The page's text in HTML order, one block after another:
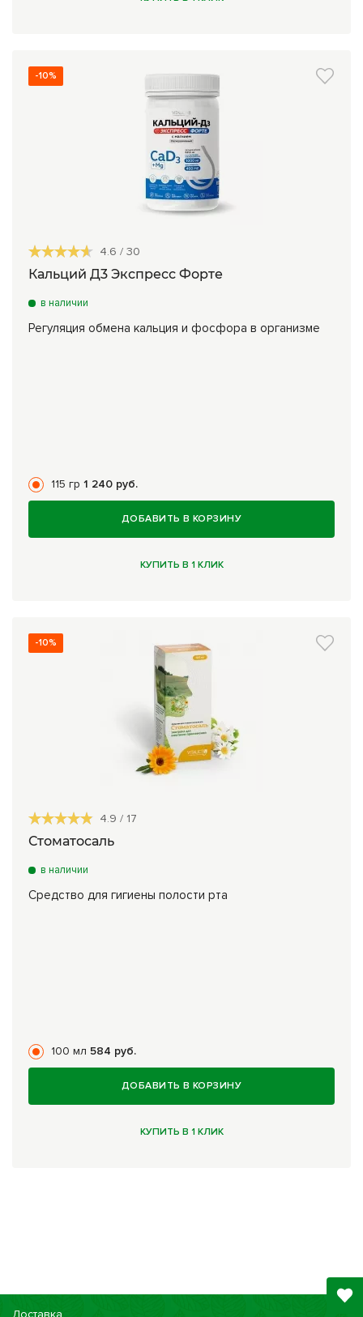
-10%
4.6 / 30
Кальций Д3 Экспресс Форте
в наличии
Регуляция обмена кальция и фосфора в организме
115 гр 1 240 руб.
ДОБАВИТЬ В КОРЗИНУ
КУПИТЬ В 1 КЛИК
-10%
4.9 / 17
Стоматосаль
в наличии
Средство для гигиены полости рта
100 мл 584 руб.
ДОБАВИТЬ В КОРЗИНУ
КУПИТЬ В 1 КЛИК
Доставка